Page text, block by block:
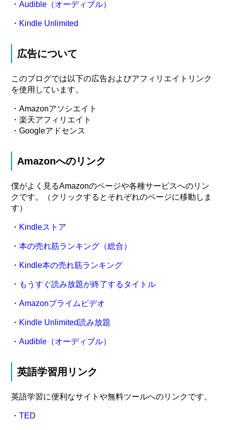
・Audible（オーディブル）
・ Kindle Unlimited
広告について
このブログでは以下の広告およびアフィリエイトリンク
を使用しています。
・Amazonアソシエイト
・楽天アフィリエイト
・Googleアドセンス
Amazonへのリンク
僕がよく見るAmazonのページや各種サービスへのリン
クです。（クリックするとそれぞれのページに移動しま
す）
・ Kindleストア
・本の売れ筋ランキング（総合）
・ Kindle本の売れ筋ランキング
・ もうすぐ読み放題が終了するタイトル
・Amazonプライムビデオ
・ Kindle Unlimited読み放題
・Audible（オーディブル）
英語学習用リンク
英語学習に便利なサイトや無料ツールへのリンクです。
・TED